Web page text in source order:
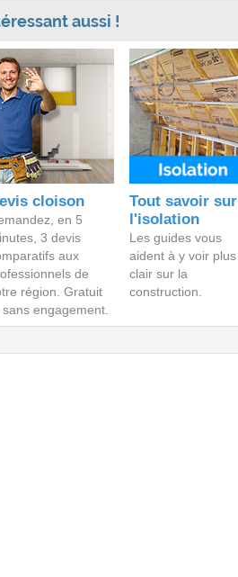
aussi !
cloison
en 5
3 devis
aux
de
région. Gratuit
engagement.
Tout savoir sur
l'isolation
Les guides vous
aident à y voir plus
clair sur la
construction.